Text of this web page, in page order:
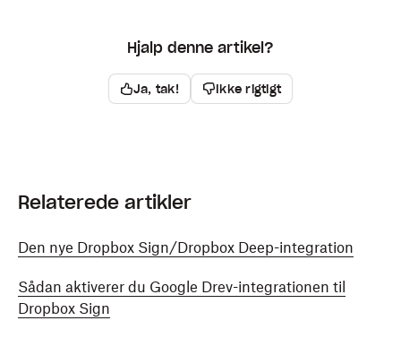
Hjalp denne artikel?
Ja, tak! Ikke rigtigt
Relaterede artikler
Den nye Dropbox Sign/Dropbox Deep-integration
Sådan aktiverer du Google Drev-integrationen til
Dropbox Sign